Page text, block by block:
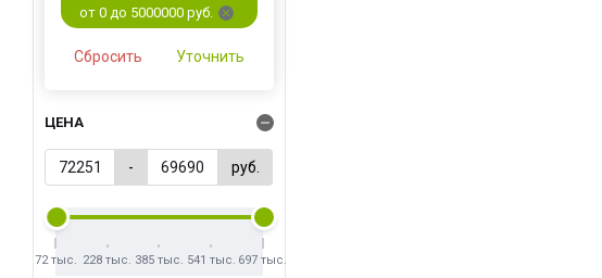
от 0 до 5000000 руб.
Сбросить Уточнить
ЦЕНА
- руб.
72 тыс. 228 тыс. 385 тыс. 541 тыс. 697 тыс.